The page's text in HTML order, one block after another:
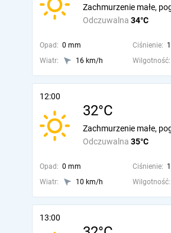
Odczuwalna 34°C
Zachmurzenie małe,
Opad: 0 mm Ciśnienie:
Wiatr:
16 km/h Wilgotność:
12:00
32°C
Odczuwalna 35°C
Zachmurzenie małe,
Opad: 0 mm Ciśnienie:
Wiatr:
10 km/h Wilgotność:
13:00